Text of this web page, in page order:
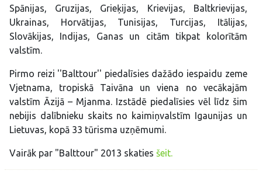
Spānijas, Gruzijas, Grieķijas, Krievijas, Baltkrievijas,
Ukrainas, Horvātijas, Tunisijas, Turcijas, Itālijas,
Slovākijas, Indijas, Ganas un citām tikpat kolorītām
valstīm.
Pirmo reizi ''Balttour'' piedalīsies dažādo iespaidu zeme
Vjetnama, tropiskā Taivāna un viena no vecākajām
valstīm Āzijā – Mjanma. Izstādē piedalīsies vēl līdz šim
nebijis dalībnieku skaits no kaimiņvalstīm Igaunijas un
Lietuvas, kopā 33 tūrisma uzņēmumi.
Vairāk par "Balttour" 2013 skaties šeit.